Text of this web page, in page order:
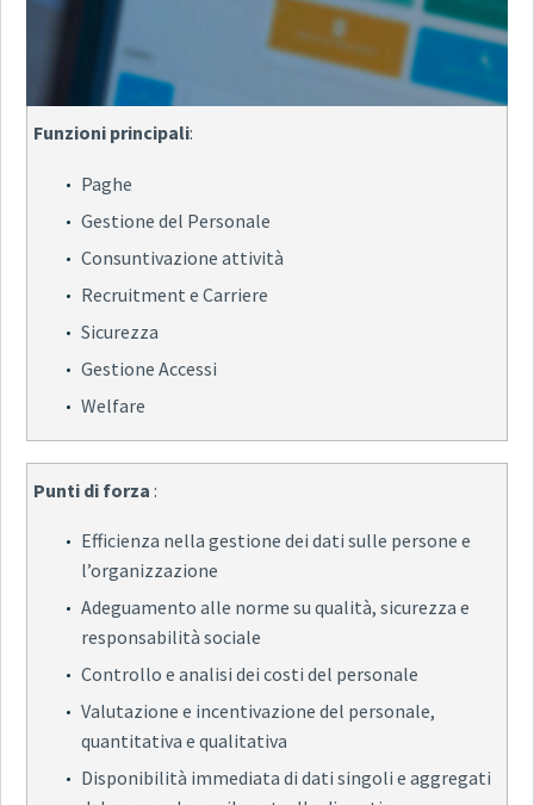
Funzioni principali:
Paghe
Gestione del Personale
Consuntivazione attività
Recruitment e Carriere
Sicurezza
Gestione Accessi
Welfare
Punti di forza :
Efficienza nella gestione dei dati sulle persone e
l’organizzazione
Adeguamento alle norme su qualità, sicurezza e
responsabilità sociale
Controllo e analisi dei costi del personale
Valutazione e incentivazione del personale,
quantitativa e qualitativa
Disponibilità immediata di dati singoli e aggregati